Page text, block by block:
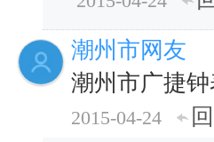
潮州市网友
潮州市广捷钟
2015-04-24